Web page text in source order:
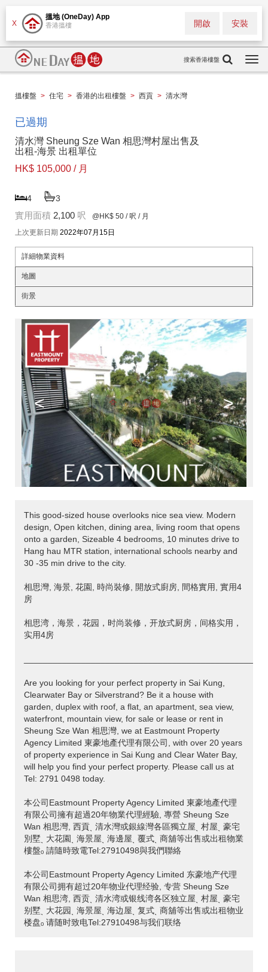
X
搵地 (OneDay) App
香港搵樓 安裝
開啟
搜索香港樓盤
搵樓盤 > 住宅 > 香港的出租樓盤 > 西貢 > 清水灣
已過期
清水灣 Sheung Sze Wan 相思灣村屋出售及
出租-海景 出租單位
HK$ 105,000 / 月
4 3
實用面積 2,100 呎 @HK$ 50 / 呎 / 月
上次更新日期 2022年07月15日
詳細物業資料
地圖
街景
< >
This good-sized house overlooks nice sea view. Modern
design, Open kitchen, dining area, living room that opens
onto a garden, Sizeable 4 bedrooms, 10 minutes drive to
Hang hau MTR station, international schools nearby and
30 -35 min drive to the city.
相思灣, 海景, 花園, 時尚裝修, 開放式廚房, 間格實用, 實用4
房
相思湾，海景，花园，时尚装修，开放式厨房，间格实用，
实用4房
Are you looking for your perfect property in Sai Kung,
Clearwater Bay or Silverstrand? Be it a house with
garden, duplex with roof, a flat, an apartment, sea view,
waterfront, mountain view, for sale or lease or rent in
Sheung Sze Wan 相思灣, we at Eastmount Property
Agency Limited 東豪地產代理有限公司, with over 20 years
of property experience in Sai Kung and Clear Water Bay,
will help you find your perfect property. Please call us at
Tel: 2791 0498 today.
本公司Eastmount Property Agency Limited 東豪地產代理
有限公司擁有超過20年物業代理經驗, 專營 Sheung Sze
Wan 相思灣, 西貢ˎ 清水灣或銀線灣各區獨立屋ˎ 村屋ˎ 豪宅
別墅ˎ 大花園ˎ 海景屋ˎ 海邊屋ˎ 覆式ˎ 商舖等出售或出租物業
樓盤ₒ 請隨時致電Tel:27910498與我們聯絡
本公司Eastmount Property Agency Limited 东豪地产代理
有限公司拥有超过20年物业代理经验, 专营 Sheung Sze
Wan 相思湾, 西贡ˎ 清水湾或银线湾各区独立屋ˎ 村屋ˎ 豪宅
别墅ˎ 大花园ˎ 海景屋ˎ 海边屋ˎ 复式ˎ 商舖等出售或出租物业
楼盘ₒ 请随时致电Tel:27910498与我们联络